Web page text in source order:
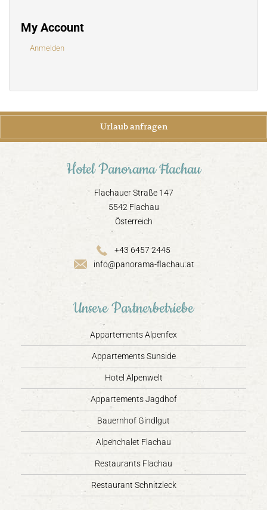
My Account
Anmelden
Urlaub anfragen
Hotel Panorama Flachau
Flachauer Straße 147
5542 Flachau
Österreich
+43 6457 2445
info@panorama-flachau.at
Unsere Partnerbetriebe
Appartements Alpenfex
Appartements Sunside
Hotel Alpenwelt
Appartements Jagdhof
Bauernhof Gindlgut
Alpenchalet Flachau
Restaurants Flachau
Restaurant Schnitzleck